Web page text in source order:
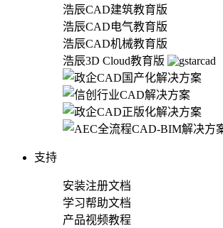
浩辰CAD建筑教育版
浩辰CAD电气教育版
浩辰CAD机械教育版
浩辰3D Cloud教育版
支持
安装注册文档
学习帮助文档
产品视频教程